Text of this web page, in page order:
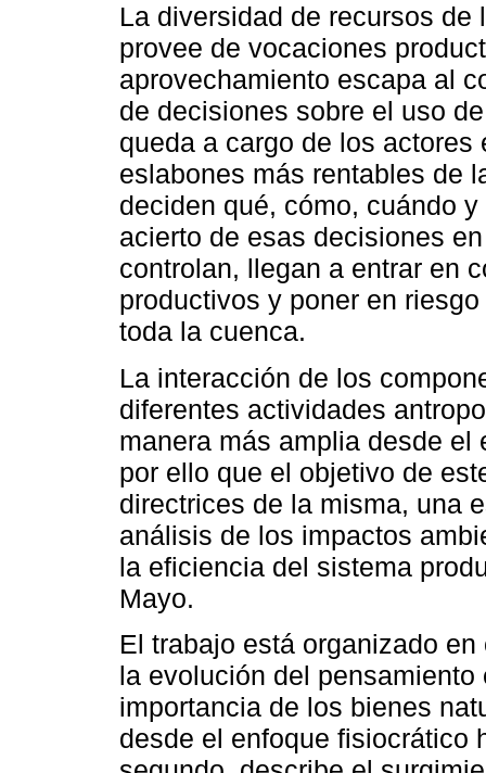
La diversidad de recursos
provee de vocaciones
aprovechamiento escapa al
de decisiones sobre el uso
queda a cargo de los
eslabones más rentables de
deciden qué, cómo, cuándo
acierto de esas decisiones
controlan, llegan a entrar en
productivos y poner en
toda la cuenca.
La interacción de los
diferentes actividades
manera más amplia desde
por ello que el objetivo de
directrices de la misma, una
análisis de los impactos
la eficiencia del sistema
Mayo.
El trabajo está organizado
la evolución del
importancia de los bienes
desde el enfoque fisiocrático